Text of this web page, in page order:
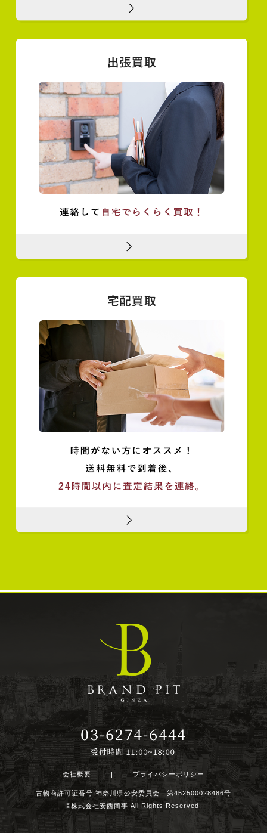
会社概要 | プライバシーポリシー
古物商許可証番号:神奈川県公安委員会 第452500028486号
©株式会社安西商事 All Rights Reserved.